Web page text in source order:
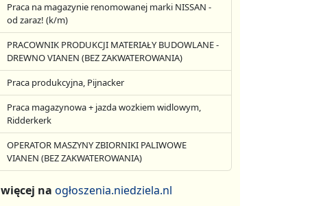
Praca na magazynie renomowanej marki NISSAN -
od zaraz! (k/m)
PRACOWNIK PRODUKCJI MATERIAŁY BUDOWLANE -
DREWNO VIANEN (BEZ ZAKWATEROWANIA)
Praca produkcyjna, Pijnacker
Praca magazynowa + jazda wozkiem widlowym,
Ridderkerk
OPERATOR MASZYNY ZBIORNIKI PALIWOWE
VIANEN (BEZ ZAKWATEROWANIA)
więcej na ogłoszenia.niedziela.nl